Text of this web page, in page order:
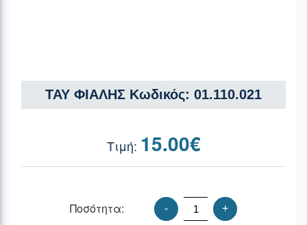
ΤΑΥ ΦΙΑΛΗΣ Κωδικός: 01.110.021
15.00€
Ποσότητα: - +